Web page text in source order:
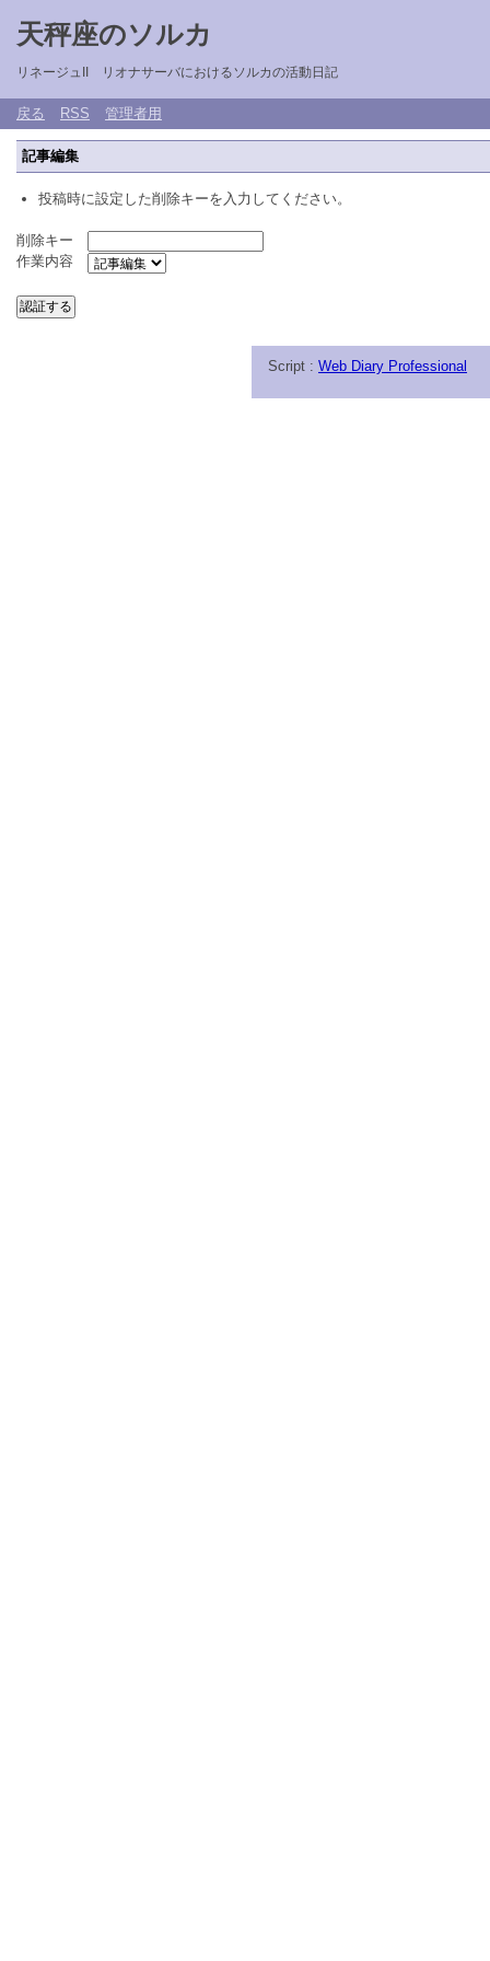
天秤座のソルカ
リネージュII リオナサーバにおけるソルカの活動日記
戻る RSS 管理者用
記事編集
投稿時に設定した削除キーを入力してください。
削除キー
作業内容
Script : Web Diary Professional